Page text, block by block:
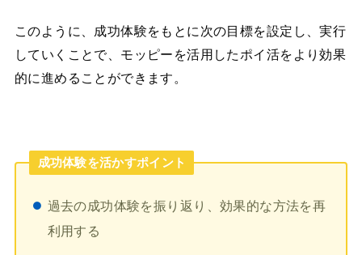
このように、成功体験をもとに次の目標を設定し、実行
していくことで、モッピーを活用したポイ活をより効果
的に進めることができます。
成功体験を活かすポイント
過去の成功体験を振り返り、効果的な方法を再
利用する